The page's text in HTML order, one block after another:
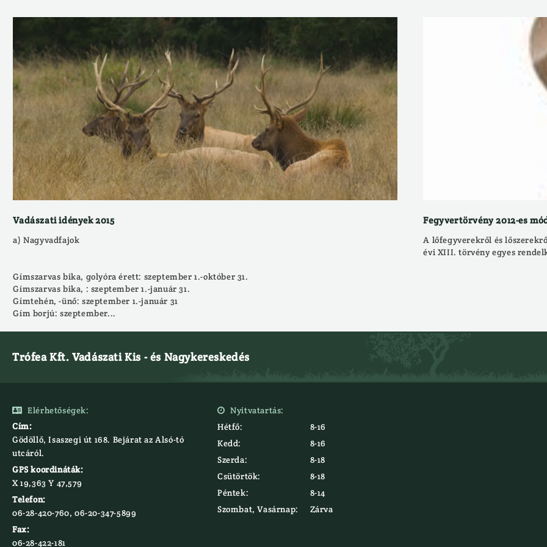
Vadászati idények 2015
a) Nagyvadfajok
Gímszarvas bika, golyóra érett: szeptember 1.-október 31.
Gímszarvas bika, : szeptember 1.-január 31.
Gímtehén, -ünő: szeptember 1.-január 31
Gím borjú: szeptember...
Fegyvertörvény 2012-es
A lőfegyverekről és
évi XIII. törvény egyes
Trófea Kft. Vadászati Kis - és Nagykereskedés

Elérhetőségek:
Cím:
Gödöllő, Isaszegi út 168. Bejárat az Alsó-tó
utcáról.
GPS koordináták:
X 19,363 Y 47,579‍
Telefon:
06-28-420-760, 06-20-347-5899
Fax:
06-28-422-181

Nyitvatartás:
Hétfő:
8-16
Kedd:
8-16
Szerda:
8-18
Csütörtök:
8-18
Péntek:
8-14
Szombat, Vasárnap:
Zárva